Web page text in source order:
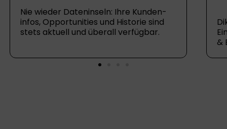
Nie wieder Daten­inseln: Ihre Kunden­
infos, Opportunities und Historie sind
stets aktuell und überall verfügbar.
&